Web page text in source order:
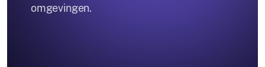
omgevingen.